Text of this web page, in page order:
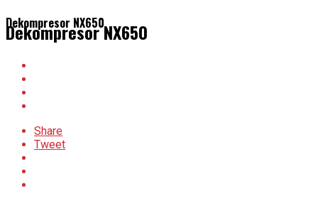
Dekompresor NX650
Dekompresor NX650
Share
Tweet